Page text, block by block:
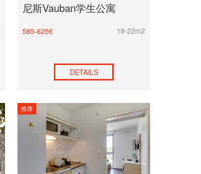
尼斯Vauban学生公寓
585-625€ 18-22m2
DETAILS
推荐